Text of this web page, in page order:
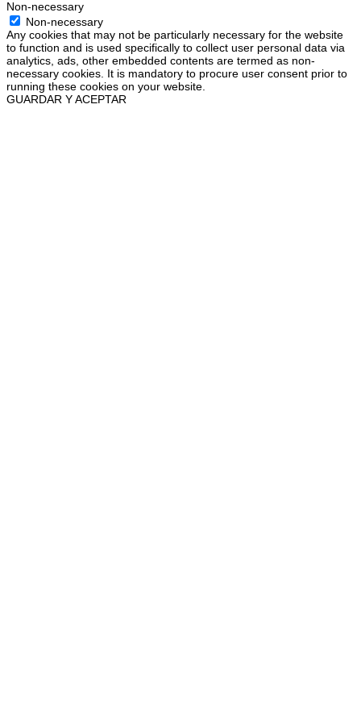
Non-necessary
Non-necessary
Any cookies that may not be particularly necessary for the website
to function and is used specifically to collect user personal data via
analytics, ads, other embedded contents are termed as non-
necessary cookies. It is mandatory to procure user consent prior to
running these cookies on your website.
GUARDAR Y ACEPTAR